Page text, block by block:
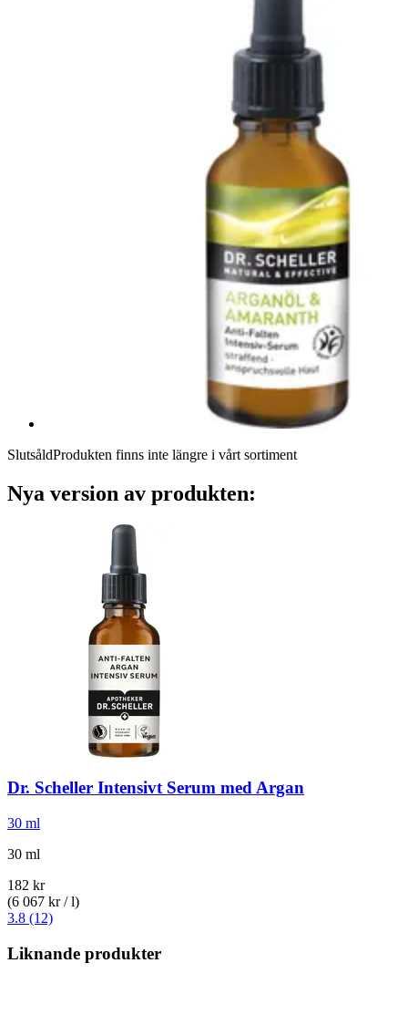
SlutsåldProdukten finns inte längre i vårt sortiment
Nya version av produkten:
Dr. Scheller Intensivt Serum med Argan
30 ml
30 ml
182 kr
(6 067 kr / l)
3.8 (12)
Liknande produkter